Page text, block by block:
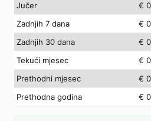
Jučer
€
Zadnjih 7 dana
€
Zadnjih 30 dana
€
Tekući mjesec
€
Prethodni mjesec
€
Prethodna godina
€